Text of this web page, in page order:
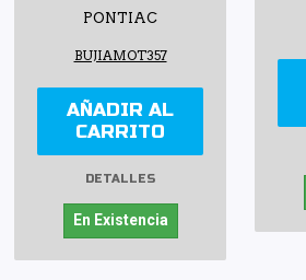
PONTIAC
BUJIAMOT357
AÑADIR AL
CARRITO
DETALLES
En Existencia